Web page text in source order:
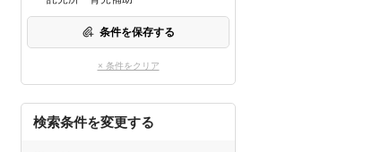
条件を保存する
× 条件をクリア
検索条件を変更する